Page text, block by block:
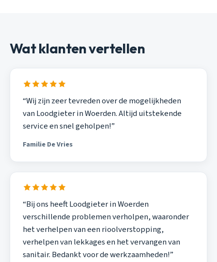
Wat klanten vertellen
“Wij zijn zeer tevreden over de mogelijkheden
van Loodgieter in Woerden. Altijd uitstekende
service en snel geholpen!”
Familie De Vries
“Bij ons heeft Loodgieter in Woerden
verschillende problemen verholpen, waaronder
het verhelpen van een rioolverstopping,
verhelpen van lekkages en het vervangen van
sanitair. Bedankt voor de werkzaamheden!”